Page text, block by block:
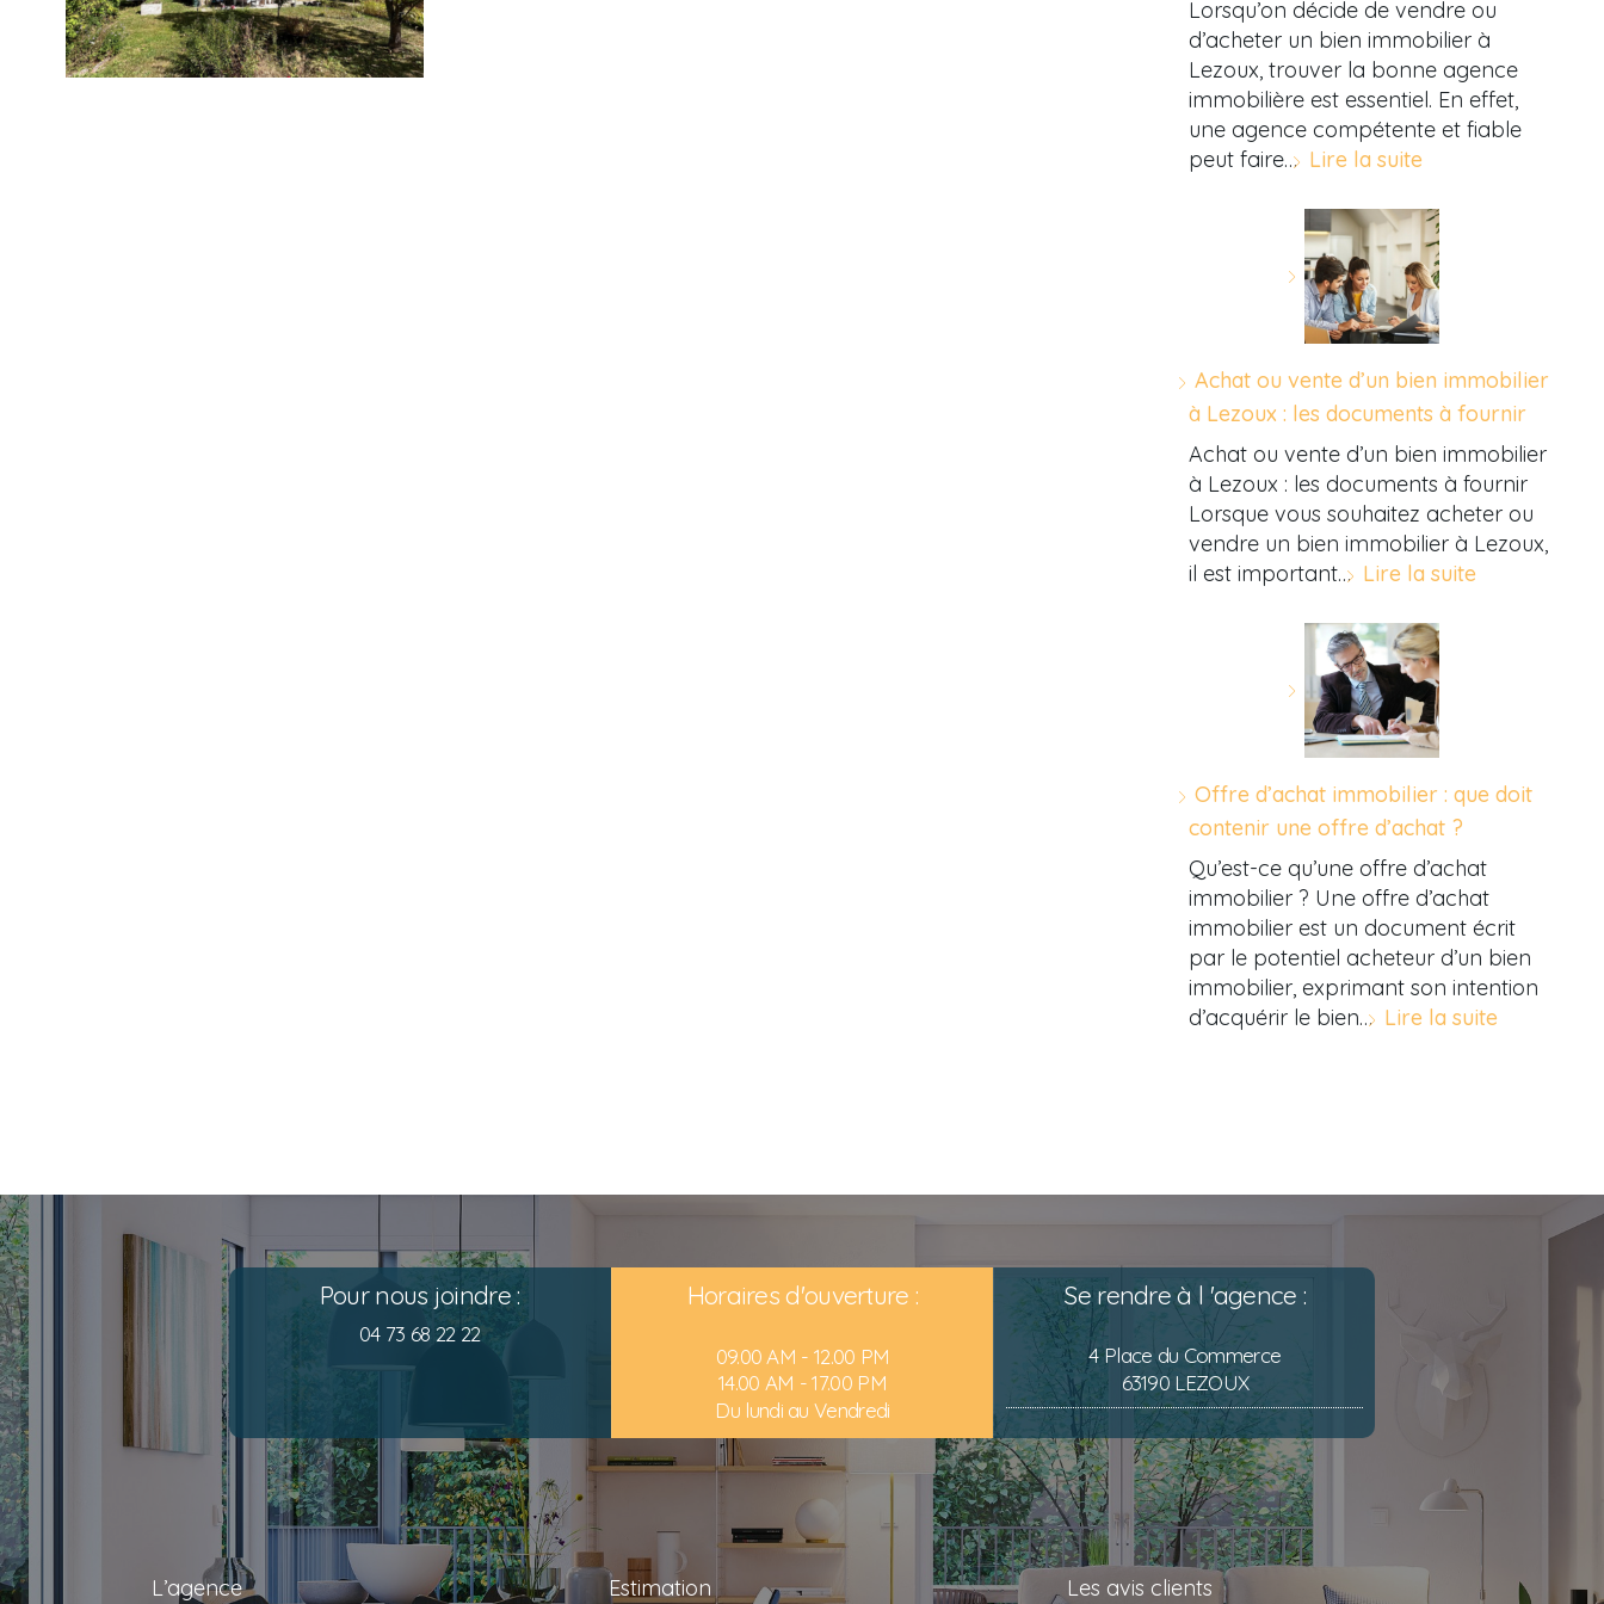
Lorsqu’on décide de vendre ou
d’acheter un bien immobilier à
Lezoux, trouver la bonne agence
immobilière est essentiel. En effet,
une agence compétente et fiable
peut faire… Lire la suite
Achat ou vente d’un bien immobilier
à Lezoux : les documents à fournir
Achat ou vente d’un bien immobilier
à Lezoux : les documents à fournir
Lorsque vous souhaitez acheter ou
vendre un bien immobilier à Lezoux,
il est important… Lire la suite
Offre d’achat immobilier : que doit
contenir une offre d’achat ?
Qu’est-ce qu’une offre d’achat
immobilier ? Une offre d’achat
immobilier est un document écrit
par le potentiel acheteur d’un bien
immobilier, exprimant son intention
d’acquérir le bien… Lire la suite
Pour nous joindre :
04 73 68 22 22
Horaires d'ouverture :
09.00 AM - 12.00 PM
14.00 AM - 17.00 PM
Du lundi au Vendredi
Se rendre à l 'agence :
4 Place du Commerce
63190 LEZOUX
L’agence Estimation Les avis clients